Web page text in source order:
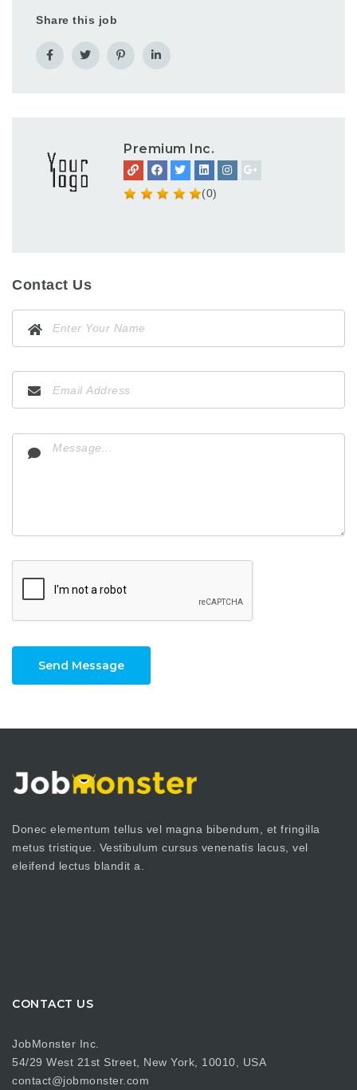
Share this job
Premium Inc.
(0)
Contact Us
Send Message
Donec elementum tellus vel magna bibendum, et fringilla
metus tristique. Vestibulum cursus venenatis lacus, vel
eleifend lectus blandit a.
CONTACT US
JobMonster Inc.
54/29 West 21st Street, New York, 10010, USA
contact@jobmonster.com